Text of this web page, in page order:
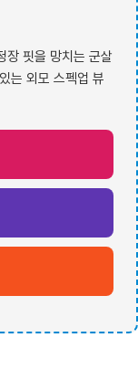
장 핏을 망치는 군살
는 외모 스펙업 뷰